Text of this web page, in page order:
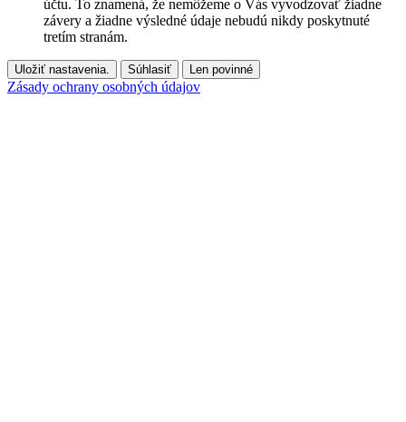
účtu. To znamená, že nemôžeme o Vás vyvodzovať žiadne
závery a žiadne výsledné údaje nebudú nikdy poskytnuté
tretím stranám.
Uložiť nastavenia. Súhlasiť Len povinné
Zásady ochrany osobných údajov